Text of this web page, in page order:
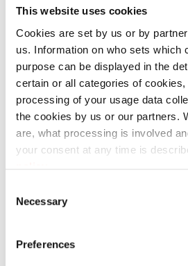
This website uses cookies
Cookies are set by us or by
us. Information on who sets which
purpose can be displayed in the
certain or all categories of
processing of your usage data
the cookies by us or our partners.
are, what processing is involved
your consent at any time is
policy.
Selection
Necessary
Preferences
HSM VK
6015
6442007
HSM VK
6443000